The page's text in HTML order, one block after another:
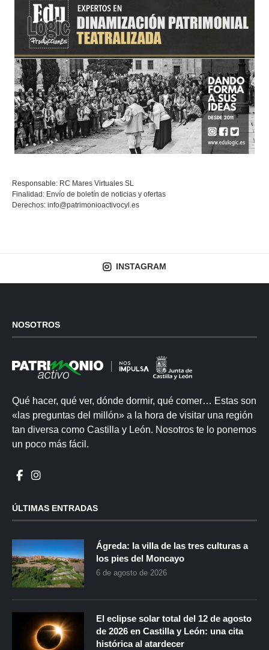
Responsable: RC Mares Virtuales SL
Finalidad: Envío de boletín de noticias y ofertas
Derechos: info@patrimonioactivocyl.es
INSTAGRAM
NOSOTROS
Qué hacer, qué ver, dónde dormir, qué comer… Estas son
«las preguntas del millón» a la hora de visitar una región
tan diversa como Castilla y León. Nosotros te lo ponemos
un poco más fácil.
ÚLTIMAS ENTRADAS
Ágreda: la villa de las tres culturas a
los pies del Moncayo
6 de agosto de 2026
El eclipse solar total del 12 de agosto
de 2026 en Castilla y León: una cita
histórica al atardecer